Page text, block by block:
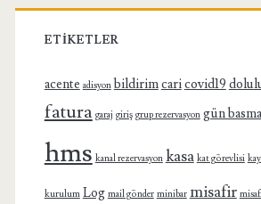
ETIKETLER
acente adisyon bildirimcaricovid19
fatura garaj giriş grup rezervasyon gün basma
hms kanal rezervasyon kasa kat görevlisi
kurulum Log mail gönder minibar misafir